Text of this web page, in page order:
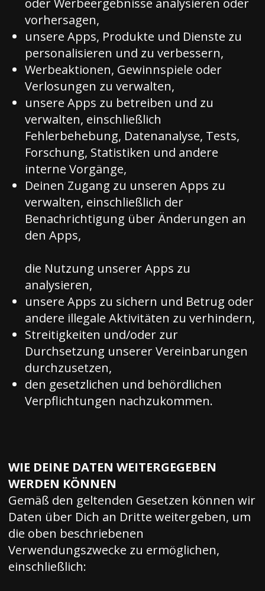
oder Werbeergebnisse analysieren oder
vorhersagen,
unsere Apps, Produkte und Dienste zu
personalisieren und zu verbessern,
Werbeaktionen, Gewinnspiele oder
Verlosungen zu verwalten,
unsere Apps zu betreiben und zu
verwalten, einschließlich
Fehlerbehebung, Datenanalyse, Tests,
Forschung, Statistiken und andere
interne Vorgänge,
Deinen Zugang zu unseren Apps zu
verwalten, einschließlich der
Benachrichtigung über Änderungen an
den Apps,
die Nutzung unserer Apps zu
analysieren,
unsere Apps zu sichern und Betrug oder
andere illegale Aktivitäten zu verhindern,
Streitigkeiten und/oder zur
Durchsetzung unserer Vereinbarungen
durchzusetzen,
den gesetzlichen und behördlichen
Verpflichtungen nachzukommen.
WIE DEINE DATEN WEITERGEGEBEN
WERDEN KÖNNEN
Gemäß den geltenden Gesetzen können wir
Daten über Dich an Dritte weitergeben, um
die oben beschriebenen
Verwendungszwecke zu ermöglichen,
einschließlich: